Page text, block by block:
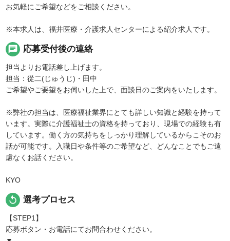
お気軽にご希望などをご相談ください。
※本求人は、福井医療・介護求人センターによる紹介求人です。
chat 応募受付後の連絡
担当よりお電話差し上げます。
担当：從二(じゅうじ)・田中
ご希望やご要望をお伺いした上で、面談日のご案内をいたします。
※弊社の担当は、医療福祉業界にとても詳しい知識と経験を持って
います。実際に介護福祉士の資格を持っており、現場での経験も有
しています。働く方の気持ちをしっかり理解しているからこそのお
話が可能です。入職日や条件等のご希望など、どんなことでもご遠
慮なくお話ください。
KYO
replay 選考プロセス
【STEP1】
応募ボタン・お電話にてお問合わせください。